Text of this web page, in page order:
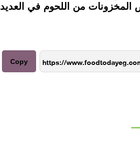
المخزونات من اللحوم في العديد
Copy